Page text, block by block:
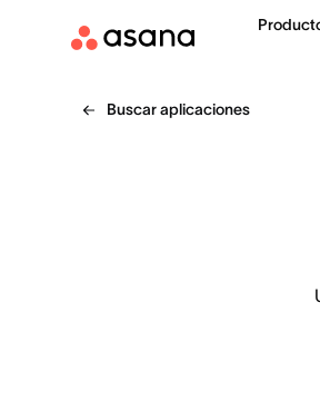
Buscar aplicaciones